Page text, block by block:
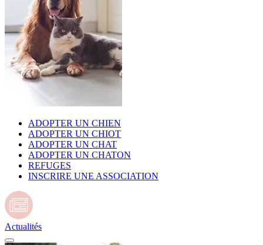
ADOPTER UN CHIEN
ADOPTER UN CHIOT
ADOPTER UN CHAT
ADOPTER UN CHATON
REFUGES
INSCRIRE UNE ASSOCIATION
Actualités